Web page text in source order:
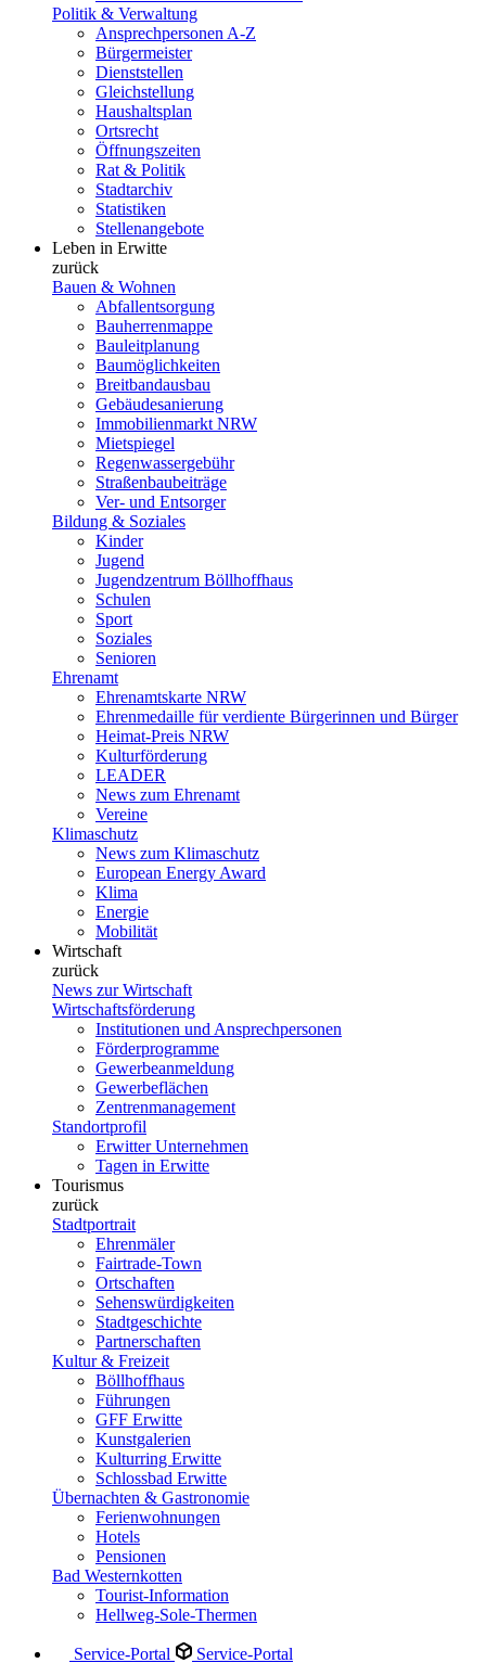
Politik & Verwaltung
Ansprechpersonen A-Z
Bürgermeister
Dienststellen
Gleichstellung
Haushaltsplan
Ortsrecht
Öffnungszeiten
Rat & Politik
Stadtarchiv
Statistiken
Stellenangebote
Leben in Erwitte
zurück
Bauen & Wohnen
Abfallentsorgung
Bauherrenmappe
Bauleitplanung
Baumöglichkeiten
Breitbandausbau
Gebäudesanierung
Immobilienmarkt NRW
Mietspiegel
Regenwassergebühr
Straßenbaubeiträge
Ver- und Entsorger
Bildung & Soziales
Kinder
Jugend
Jugendzentrum Böllhoffhaus
Schulen
Sport
Soziales
Senioren
Ehrenamt
Ehrenamtskarte NRW
Ehrenmedaille für verdiente Bürgerinnen und Bürger
Heimat-Preis NRW
Kulturförderung
LEADER
News zum Ehrenamt
Vereine
Klimaschutz
News zum Klimaschutz
European Energy Award
Klima
Energie
Mobilität
Wirtschaft
zurück
News zur Wirtschaft
Wirtschaftsförderung
Institutionen und Ansprechpersonen
Förderprogramme
Gewerbeanmeldung
Gewerbeflächen
Zentrenmanagement
Standortprofil
Erwitter Unternehmen
Tagen in Erwitte
Tourismus
zurück
Stadtportrait
Ehrenmäler
Fairtrade-Town
Ortschaften
Sehenswürdigkeiten
Stadtgeschichte
Partnerschaften
Kultur & Freizeit
Böllhoffhaus
Führungen
GFF Erwitte
Kunstgalerien
Kulturring Erwitte
Schlossbad Erwitte
Übernachten & Gastronomie
Ferienwohnungen
Hotels
Pensionen
Bad Westernkotten
Tourist-Information
Hellweg-Sole-Thermen
Service-Portal Service-Portal